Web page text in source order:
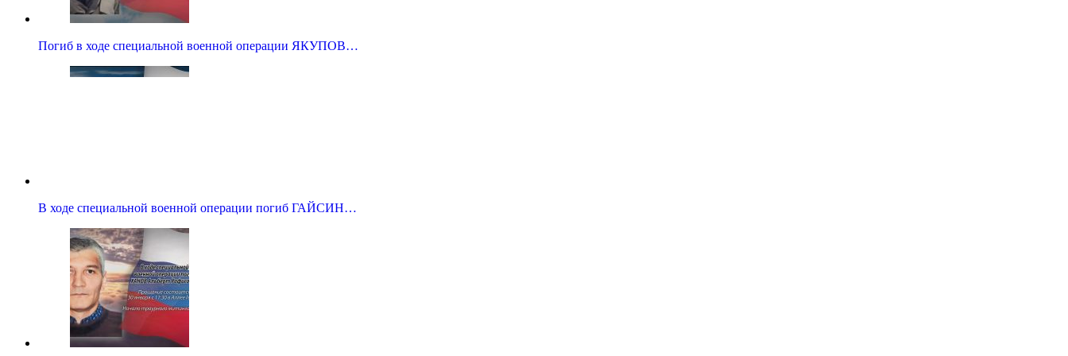
Погиб в ходе специальной военной операции ЯКУПОВ…
В ходе специальной военной операции погиб ГАЙСИН…